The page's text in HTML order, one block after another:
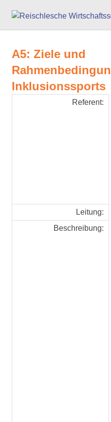
Inhalt
springen
A5: Ziele und
Inklusionssports
Referent:
Leitung:
Beschreibung: